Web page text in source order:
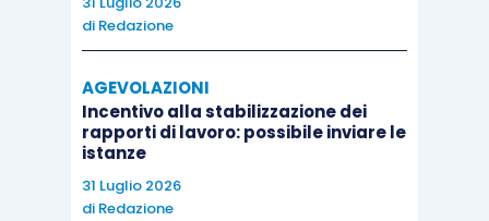
di Redazione
AGEVOLAZIONI
Incentivo alla stabilizzazione dei
rapporti di lavoro: possibile inviare le
istanze
31 Luglio 2026
di Redazione